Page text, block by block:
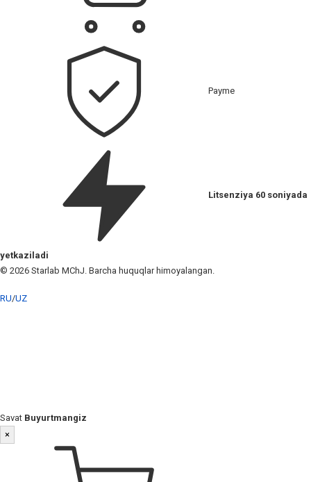
Payme
Litsenziya 60 soniyada
yetkaziladi
© 2026 Starlab MChJ. Barcha huquqlar himoyalangan.
RU/UZ
Savat Buyurtmangiz
×